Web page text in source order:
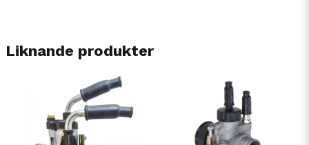
Liknande produkter